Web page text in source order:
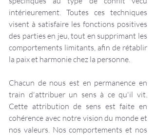
intérieurement. Toutes ces techniques
visent à satisfaire les fonctions positives
des parties en jeu, tout en supprimant les
comportements limitants, afin de rétablir
la paix et harmonie chez la personne.
Chacun de nous est en permanence en
train d'attribuer un sens à ce qu'il vit.
Cette attribution de sens est faite en
cohérence avec notre vision du monde et
nos valeurs. Nos comportements et nos